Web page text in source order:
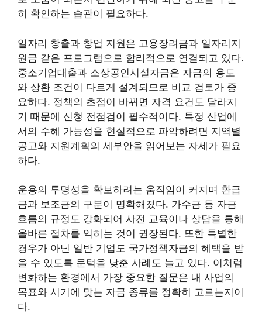
히 확인하는 습관이 필요하다.
일자리 창출과 창업 지원은 고용장려금과 일자리지
원금 같은 프로그램으로 합리적으로 연결되고 있다.
중소기업대출과 소상공인시설자금은 자금의 용도
와 상환 조건이 다르게 설계되므로 비교 검토가 중
요하다. 정책의 초점이 바뀌면 자격 요건도 달라지
기 때문에 신청 전점검이 필수적이다. 특정 산업에
서의 수혜 가능성을 현실적으로 파악하려면 지역별
공고와 지원계획의 세부안을 읽어보는 자세가 필요
하다.
운용의 투명성을 확보하려는 움직임이 커지며 환급
금과 보조금의 구분이 명확해졌다. 가수금 등 자금
흐름의 규정도 강화되어 사전 교육이나 상담을 통해
올바른 절차를 익히는 것이 권장된다. 또한 특별한
경우가 아닌 일반 기업도 국가정책자금의 혜택을 받
을 수 있도록 문턱을 낮춘 사례도 늘고 있다. 이처럼
변화하는 환경에서 가장 중요한 질문은 내 사업의
목표와 시기에 맞는 자금 종류를 정확히 고르는지이
다.